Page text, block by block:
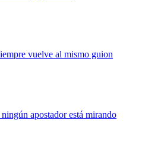
vuelve al mismo guion
apostador está mirando